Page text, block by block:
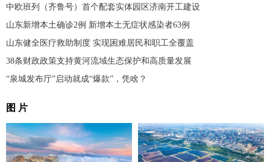
中欧班列（齐鲁号）首个配套实体园区济南开工建设
山东新增本土确诊2例 新增本土无症状感染者63例
山东健全医疗救助制度 实现困难居民和职工全覆盖
38条财政政策支持黄河流域生态保护和高质量发展
“泉城发布厅”启动就成“爆款”，凭啥？
图 片